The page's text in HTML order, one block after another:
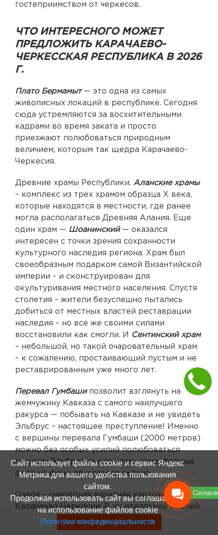
гостеприимством от черкесов.
ЧТО ИНТЕРЕСНОГО МОЖЕТ
ПРЕДЛОЖИТЬ КАРАЧАЕВО-
ЧЕРКЕССКАЯ РЕСПУБЛИКА В 2026
Г.
Плато Бермамыт— это одна из самых
живописных локаций в республике. Сегодня
сюда устремляются за восхитительными
кадрами во время заката и просто
приезжают полюбоваться природным
величием, которым так щедра Карачаево-
Черкесия.
Древние храмы Республики. Аланские храмы
– комплекс из трех храмом образца X века,
которые находятся в местности, где ранее
могла располагаться Древняя Алания. Еще
один храм — Шоанинский— оказался
интересен с точки зрения сохранности
культурного наследия региона. Храм был
своеобразным подарком самой Византийской
империи – и сконструирован для
окультуривания местного населения. Спустя
столетия – жители безуспешно пытались
добиться от местных властей реставрации
наследия – но все же своими силами
восстановили как смогли. И
Сентинский храм
– небольшой, но такой очаровательный храм
– к сожалению, простаивающий пустым и не
реставрированным уже много лет.
Перевал Гумбашипозволит взглянуть на
жемчужину Кавказа с самого наилучшего
ракурса — побывать на Кавказе и не увидеть
Эльбрус – настоящее преступление! Именно
с вершины перевала Гумбаши (2000 метров)
можно без особых усилий полюбоваться
могучим Эльбрусом и сделать атмосферные
фото на фоне двуглавого склона.
Озера – очередная визитная карточка
Карачаево-Черкесии. В их идеальной водной
глади отражаются скалистые вершины гор,
чье подножие утопает в сочной зелени, а
Смотреть туры без билетов
Сайт использует файлы cookie и сервис Яндекс
Метрика для вашего удобства пользования
сайтом.
Продолжая использовать сайт вы соглашаетесь
на использование файлов cookie
Политика конфиденциальности